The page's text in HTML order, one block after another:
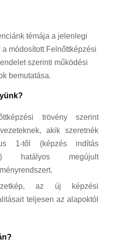
témája a jelenlegi
módosított Felnőttképzési
szerinti működési
bemutatása.
trövény szerint
akik szeretnék
1-től (képzés indítás
hatályos megújult
az új képzési
teljesen az alapoktól